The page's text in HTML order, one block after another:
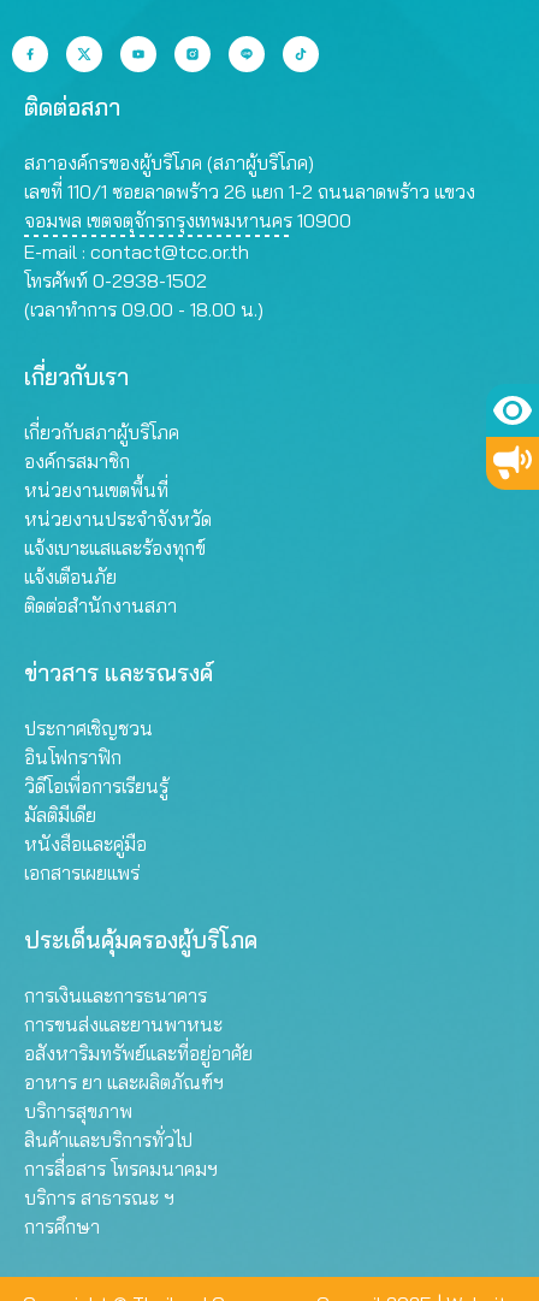
ติดต่อสภา
สภาองค์กรของผู้บริโภค (สภาผู้บริโภค)
เลขที่ 110/1 ซอยลาดพร้าว 26 แยก 1-2 ถนนลาดพร้าว แขวง
จอมพล เขตจตุจักรกรุงเทพมหานคร 10900
E-mail : contact@tcc.or.th
โทรศัพท์ 0-2938-1502
(เวลาทำการ 09.00 - 18.00 น.)
เกี่ยวกับเรา
เกี่ยวกับสภาผู้บริโภค
องค์กรสมาชิก
หน่วยงานเขตพื้นที่
หน่วยงานประจำจังหวัด
แจ้งเบาะแสและร้องทุกข์
แจ้งเตือนภัย
ติดต่อสำนักงานสภา
ข่าวสาร และรณรงค์
ประกาศเชิญชวน
อินโฟกราฟิก
วิดีโอเพื่อการเรียนรู้
มัลติมีเดีย
หนังสือและคู่มือ
เอกสารเผยแพร่
ประเด็นคุ้มครองผู้บริโภค
การเงินและการธนาคาร
การขนส่งและยานพาหนะ
อสังหาริมทรัพย์และที่อยู่อาศัย
อาหาร ยา และผลิตภัณฑ์ฯ
บริการสุขภาพ
สินค้าและบริการทั่วไป
การสื่อสาร โทรคมนาคมฯ
บริการ สาธารณะ ฯ
การศึกษา